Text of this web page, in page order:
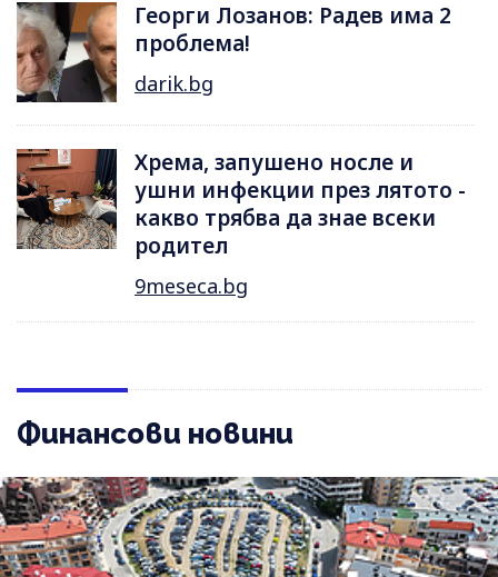
Георги Лозанов: Радев има 2
проблема!
darik.bg
Хрема, запушено носле и
ушни инфекции през лятотo -
какво трябва да знае всеки
родител
9meseca.bg
Финансови новини